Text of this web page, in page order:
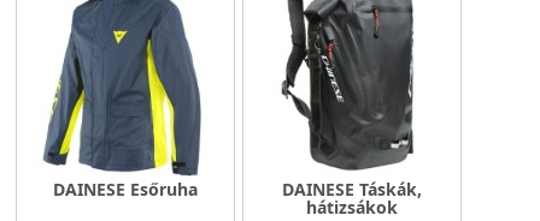
DAINESE Esőruha DAINESE Táskák,
hátizsákok